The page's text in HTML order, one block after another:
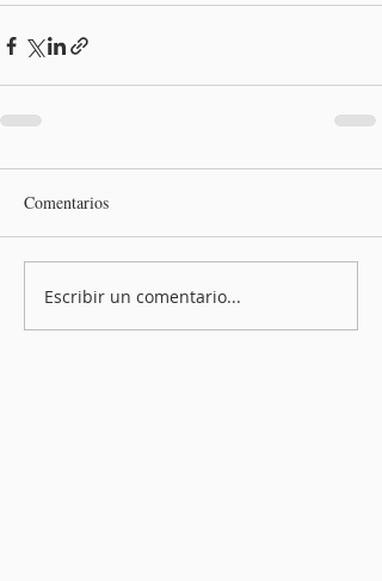
Comentarios
Escribir un comentario...